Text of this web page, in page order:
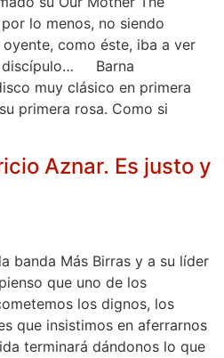
lo menos, no siendo
como éste, iba a ver
discípulo… Barna
muy clásico en primera
primera rosa. Como si
Aznar. Es justo y
banda Más Birras y a su líder
que uno de los
los dignos, los
que insistimos en aferrarnos
terminará dándonos lo que